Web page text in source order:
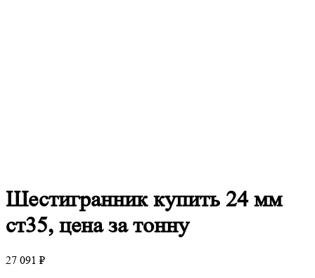
Шестигранниккупить 24 мм
ст35, цена за тонну
27 091 ₽